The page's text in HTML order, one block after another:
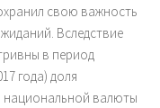
свою важность
Вследствие
в период
года) доля
валюты